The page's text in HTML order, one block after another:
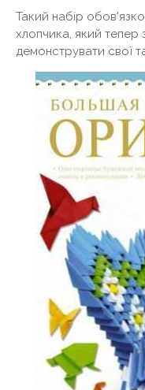
Такий набір
хлопчика, який тепер
демонструвати свої